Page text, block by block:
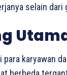
selain dari
karyawan